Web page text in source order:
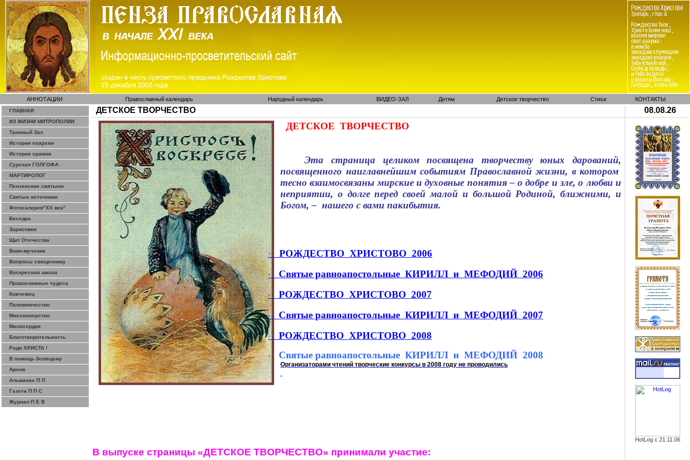
АННОТАЦИИ Православный календарь Народный календарь ВИДЕО-ЗАЛ Детям Детское творчество Стихи КОНТАКТЫ
ГЛАВНАЯ
ИЗ ЖИЗНИ МИТРОПОЛИИ
Тронный Зал
История епархии
История храмов
Сурская ГОЛГОФА
МАРТИРОЛОГ
Пензенские святыни
Святые источники
Фотогалерея"ХХ век"
Беседка
Зарисовки
Щит Отечества
Воин-мученик
Вопросы священнику
Воскресная школа
Православные чудеса
Ковчежец
Паломничество
Миссионерство
Милосердие
Благотворительность
Ради ХРИСТА !
В помощь болящему
Архив
Альманах П Л
Газета П П С
Журнал П Е В
ДЕТСКОЕ ТВОРЧЕСТВО 08.08.26
ДЕТСКОЕ ТВОРЧЕСТВО
Эта страница целиком посвящена творчеству юных дарований,
посвященного наиглавнейшим событиям Православной жизни, в котором
тесно взаимосвязаны мирские и духовные понятия – о добре и зле, о любви и
неприятии, о долге перед своей малой и большой Родиной, ближними, и
Богом, – нашего с вами пакибытия.
· РОЖДЕСТВО ХРИСТОВО 2006
· Святые равноапостольные КИРИЛЛ и МЕФОДИЙ 2006
· РОЖДЕСТВО ХРИСТОВО 2007
· Святые равноапостольные КИРИЛЛ и МЕФОДИЙ 2007
· РОЖДЕСТВО ХРИСТОВО 2008
· Святые равноапостольные КИРИЛЛ и МЕФОДИЙ 2008
Организаторами чтений творческие конкурсы в 2008 году не проводились
В выпуске страницы «ДЕТСКОЕ ТВОРЧЕСТВО» принимали участие:
HotLog с 21.11.06